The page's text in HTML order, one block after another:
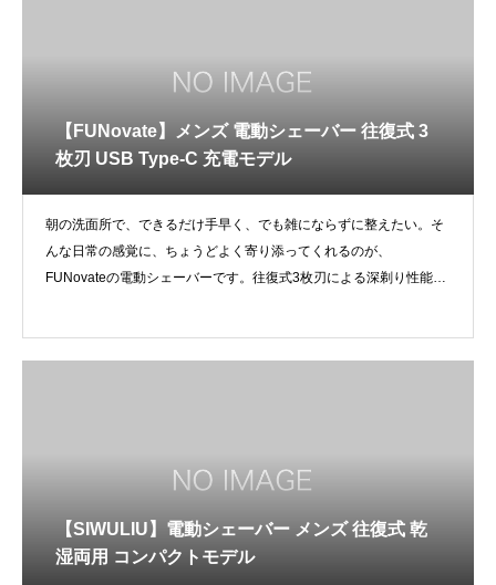
【FUNovate】メンズ 電動シェーバー 往復式 3
枚刃 USB Type-C 充電モデル
朝の洗面所で、できるだけ手早く、でも雑にならずに整えたい。そ
んな日常の感覚に、ちょうどよく寄り添ってくれるのが、
FUNovateの電動シェーバーです。往復式3枚刃による深剃り性能
【SIWULIU】電動シェーバー メンズ 往復式 乾
湿両用 コンパクトモデル